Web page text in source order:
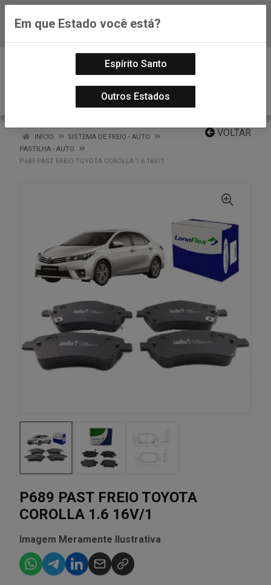
Baixe já nosso APP
VOLTAR
INÍCIO
SISTEMA DE FREIO - AUTO
PASTILHA - AUTO
P689 PAST FREIO TOYOTA COROLLA 1.6 16V/1
P689 PAST FREIO TOYOTA
COROLLA 1.6 16V/1
Imagem Meramente Ilustrativa
Em que Estado você está?
Espírito Santo
Outros Estados